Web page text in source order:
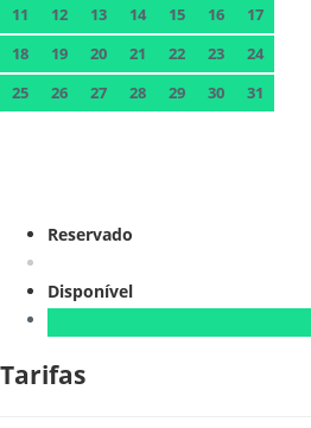
11
12 13 14 15 16
17
18
19 20 21 22 23
24
25
26 27 28 29 30 31
Reservado
Disponível
Tarifas